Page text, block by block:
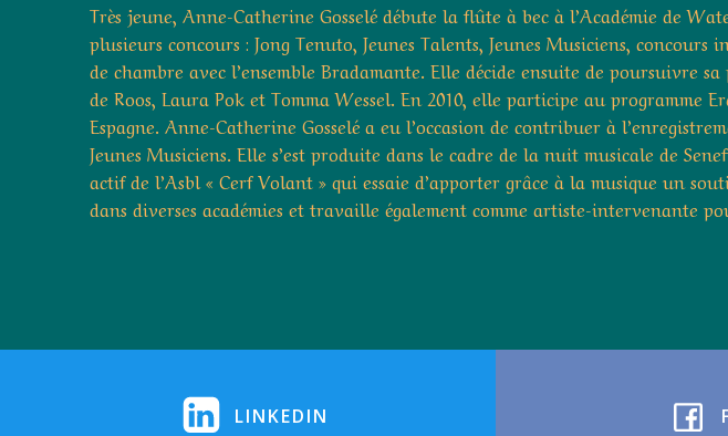
Très jeune, Anne-Catherine Gosselé débute la flûte à bec à l’Académie de
plusieurs concours : Jong Tenuto, Jeunes Talents, Jeunes Musiciens,
de chambre avec l’ensemble Bradamante. Elle décide ensuite de poursuivre
de Roos, Laura Pok et Tomma Wessel. En 2010, elle participe au
Espagne. Anne-Catherine Gosselé a eu l’occasion de contribuer à
Jeunes Musiciens. Elle s’est produite dans le cadre de la nuit musicale de
actif de l’Asbl « Cerf Volant » qui essaie d’apporter grâce à la musique un
dans diverses académies et travaille également comme artiste-intervenante
LINKEDIN